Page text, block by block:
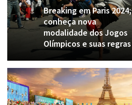
Breaking em Paris 2024;
conheça nova
modalidade dos Jogos
Olímpicos e suas regras